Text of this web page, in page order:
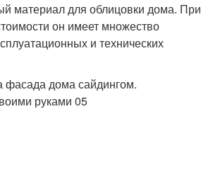
материал для облицовки дома. При
он имеет множество
и технических